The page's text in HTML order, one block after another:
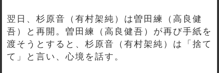
翌日、杉原音（有村架純）は曽田練（高良健
吾）と再開。曽田練（高良健吾）が再び手紙を
渡そうとすると、杉原音（有村架純）は「捨て
て」と言い、心境を話す。